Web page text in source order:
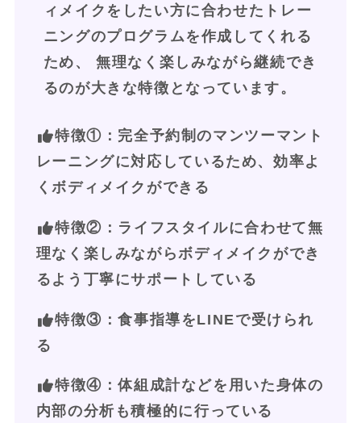
ィメイクをしたい方に合わせたトレー
ニングのプログラムを作成してくれる
ため、 無理なく楽しみながら継続でき
るのが大きな特徴となっています。
特徴① ：完全予約制のマンツーマント
レーニングに対応しているため、効率よ
くボディメイクができる
特徴②：ライフスタイルに合わせて無
理なく楽しみながらボディメイクができ
るよう丁寧にサポートしている
特徴③：食事指導をLINEで受けられ
る
特徴④：体組成計などを用いた身体の
内部の分析も積極的に行っている